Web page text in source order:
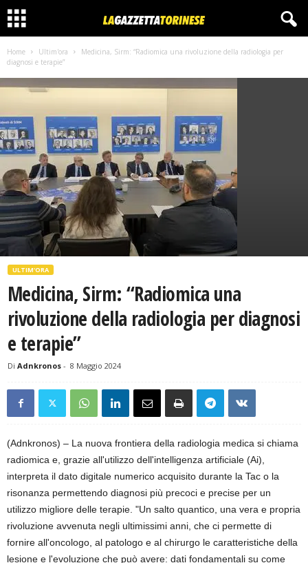
Home Ultim'ora
Medicina, Sirm: “Radiomica una rivoluzione della radiologia per
diagnosi e terapie”
ULTIM'ORA
Medicina, Sirm: “Radiomica una
rivoluzione della radiologia per diagnosi
e terapie”
Di Adnkronos - 8 Maggio 2024
(Adnkronos) – La nuova frontiera della radiologia medica si chiama
radiomica e, grazie all'utilizzo dell'intelligenza artificiale (Ai),
interpreta il dato digitale numerico acquisito durante la Tac o la
risonanza permettendo diagnosi più precoci e precise per un
utilizzo migliore delle terapie. "Un salto quantico, una vera e propria
rivoluzione avvenuta negli ultimissimi anni, che ci permette di
fornire all'oncologo, al patologo e al chirurgo le caratteristiche della
lesione e l'evoluzione che può avere: dati fondamentali su come